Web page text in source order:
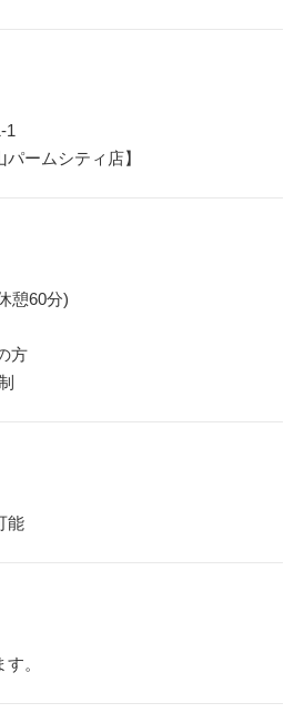
1
パームシティ店】
憩60分)
方
能
。